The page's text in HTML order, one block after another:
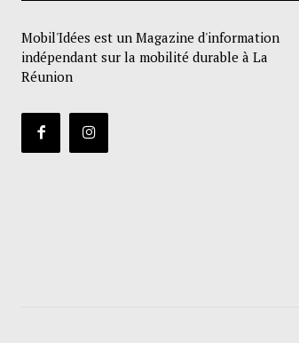
Mobil'Idées est un Magazine d'information
indépendant sur la mobilité durable à La
Réunion